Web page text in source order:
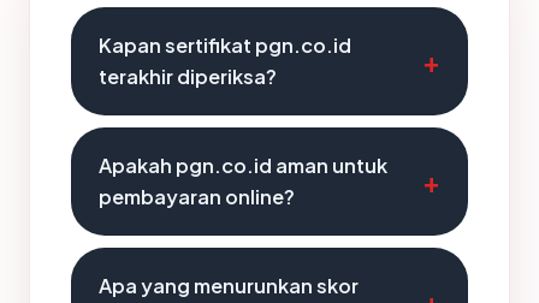
Kapan sertifikat pgn.co.id
terakhir diperiksa?
Apakah pgn.co.id aman untuk
pembayaran online?
Apa yang menurunkan skor